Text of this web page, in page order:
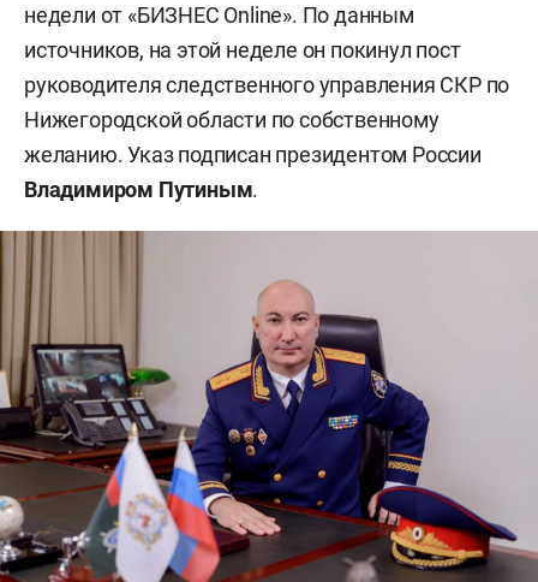
недели от «БИЗНЕС Online». По данным
источников, на этой неделе он покинул пост
руководителя следственного управления СКР по
Нижегородской области по собственному
желанию. Указ подписан президентом России
Владимиром Путиным.